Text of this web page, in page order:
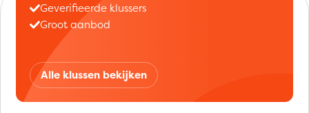
Geverifieerde klussers
Groot aanbod
Alle klussen bekijken